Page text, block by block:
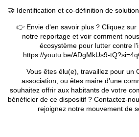
🤝 Identification et co-définition de
👉 Envie d'en savoir plus ? Cliquez sur
notre reportage et voir comment
écosystème pour lutter contre
https://youtu.be/ADgMkUs9-
Vous êtes élu(e), travaillez pour un
association, ou êtes maire d’une
souhaitez offrir aux habitants de votre
bénéficier de ce dispositif ? Contactez-
rejoignez notre mouvement de